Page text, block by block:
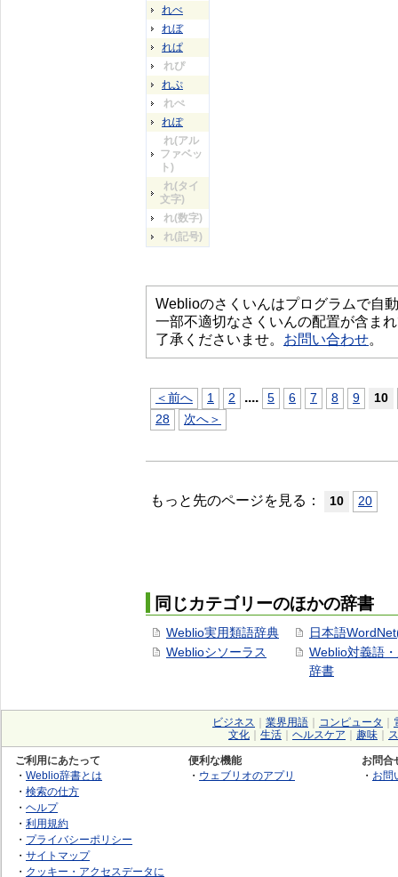
れべ
れぼ
れぱ
れぴ
れぷ
れぺ
れぽ
れ(アル
ファベッ
ト)
れ(タイ
文字)
れ(数字)
れ(記号)
Weblioのさくいんはプログラムで自
一部不適切なさくいんの配置が含ま
了承くださいませ。 お問い合わせ。
＜前へ 1 2 .... 5 6 7 8 9
10
28
次へ＞
もっと先のページを見る： 10 20
同じカテゴリーのほかの辞書
Weblio実用類語辞典
Weblioシソーラス
日本語
Weblio対義語
辞書
ビジネス 業界用語 コンピュータ
文化
生活 ヘルスケア 趣味
ご利用にあたって
・ Weblio辞書とは
・ 検索の仕方
・ ヘルプ
・ 利用規約
・ プライバシーポリシー
・ サイトマップ
・ クッキー・アクセスデータに
便利な機能
・ ウェブリオのアプリ
お問合
・ お問